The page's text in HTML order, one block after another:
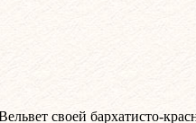
своей бархатисто-